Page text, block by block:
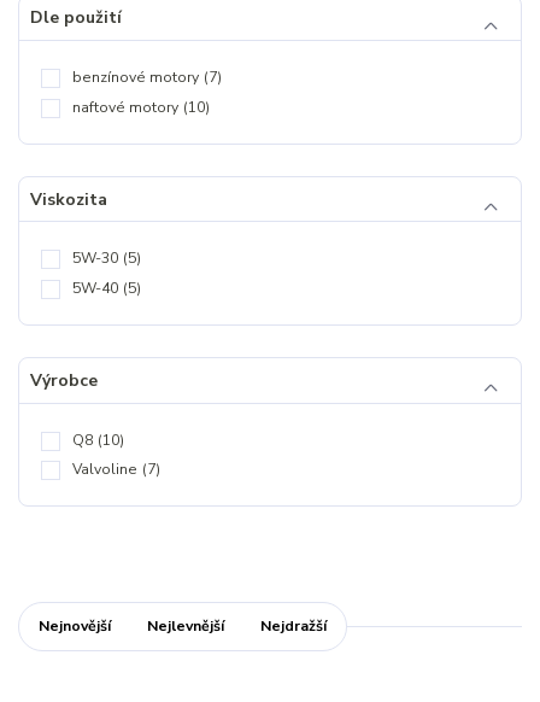
Dle použití
benzínové motory (7)
naftové motory (10)
Viskozita
5W-30 (5)
5W-40 (5)
Výrobce
Q8 (10)
Valvoline (7)
Nejnovější Nejlevnější Nejdražší